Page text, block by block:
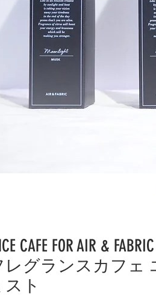
CAFE FOR AIR &
フレグランスカフェ
ト